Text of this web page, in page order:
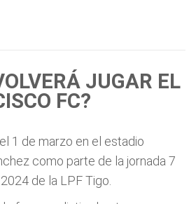
JUGAR EL
FC?
1 de marzo en el estadio
como parte de la jornada 7
de la LPF Tigo.